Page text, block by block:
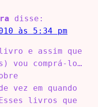
disse:
às 5:34 pm
e assim que
vou comprá-lo…
vez em quando
livros que